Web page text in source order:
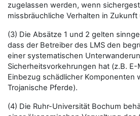
zugelassen werden, wenn
missbräuchliche Verhalten in
(3) Die Absätze 1 und 2 gelten
dass der Betreiber des LMS den
einer systematischen
Sicherheitsvorkehrungen hat (z.B. E-
Einbezug schädlicher Komponenten
Trojanische Pferde).
(4) Die Ruhr-Universität Bochum